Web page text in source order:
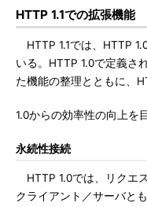
HTTP 1.1での拡張機能
HTTP 1.1では、HTTP
いる。HTTP 1.0で定義さ
た機能の整理とともに、
1.0からの効率性の向上を
永続性接続
HTTP 1.0では、リクエ
クライアント／サーバと